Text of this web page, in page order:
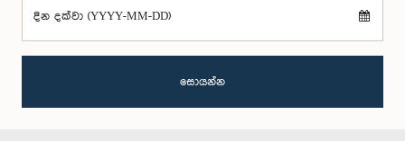
දින දක්වා (YYYY-MM-DD)
සොයන්න